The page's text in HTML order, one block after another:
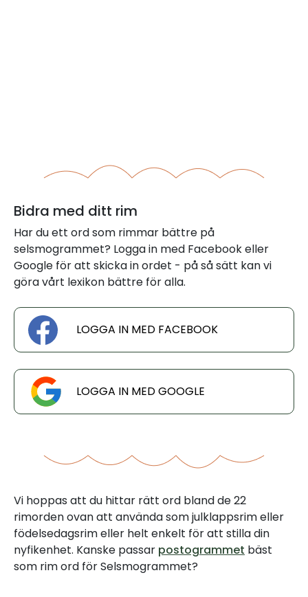
Bidra med ditt rim
Har du ett ord som rimmar bättre på
selsmogrammet? Logga in med Facebook eller
Google för att skicka in ordet - på så sätt kan vi
göra vårt lexikon bättre för alla.
LOGGA IN MED FACEBOOK
LOGGA IN MED GOOGLE
Vi hoppas att du hittar rätt ord bland de 22
rimorden ovan att använda som julklappsrim eller
födelsedagsrim eller helt enkelt för att stilla din
nyfikenhet. Kanske passar postogrammet bäst
som rim ord för Selsmogrammet?